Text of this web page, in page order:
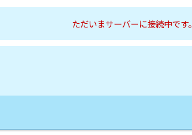
ただいまサーバーに接続中です。